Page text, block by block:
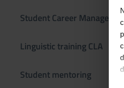
Student Career
Linguistic training CLA
Student mentoring